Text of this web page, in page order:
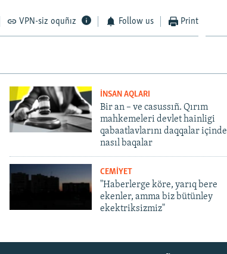
Auto 240p 360p
VPN-siz oquñız Follow us Print
İNSAN AQLARI
Bir an – ve casussıñ. Qırım
mahkemeleri devlet hainligi
qabaatlavlarını daqqalar içinde
nasıl baqalar
CEMİYET
"Haberlerge köre, yarıq bere
ekenler, amma biz bütünley
ekektriksizmiz"